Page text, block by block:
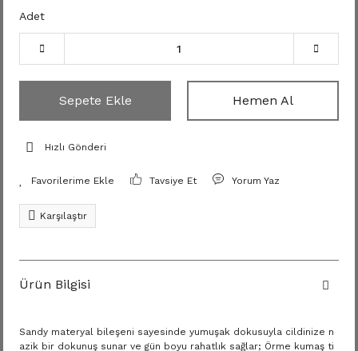
Adet
Sepete Ekle Hemen Al
Hızlı Gönderi
Tavsiye Et Yorum Yaz
Karşılaştır
Ürün Bilgisi
Sandy materyal bileşeni sayesinde yumuşak dokusuyla cildinize n
azik bir dokunuş sunar ve gün boyu rahatlık sağlar; Örme kumaş ti